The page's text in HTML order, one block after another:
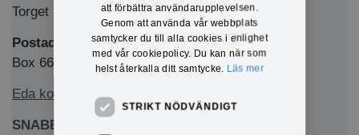
Torget 1, 673 32 Charlottenberg
Postadress
Box 66, 673 22 Charlottenberg
Eda kommun på Facebook
SNABBLÄNKAR
att förbättra användarupplevelsen.
Genom att använda vår webbplats
samtycker du till alla cookies i enlighet
med vår cookiepolicy. Du kan när som
helst återkalla ditt samtycke. Läs mer
STRIKT NÖDVÄNDIGT